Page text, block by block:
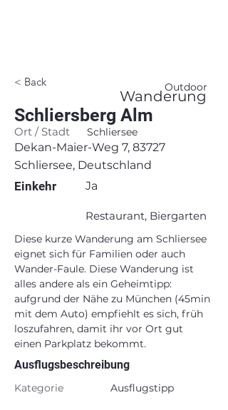
< Back
Wanderung
Schliersberg Alm
Schliersee
Dekan-Maier-Weg 7, 83727
Schliersee, Deutschland
Ort / Stadt
Einkehr Ja
Restaurant, Biergarten
Outdoor
Diese kurze Wanderung am Schliersee
eignet sich für Familien oder auch
Wander-Faule. Diese Wanderung ist
alles andere als ein Geheimtipp:
aufgrund der Nähe zu München (45min
mit dem Auto) empfiehlt es sich, früh
loszufahren, damit ihr vor Ort gut
einen Parkplatz bekommt.
Ausflugsbeschreibung
Kategorie Ausflugstipp